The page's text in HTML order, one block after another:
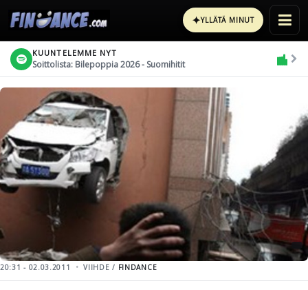
✦YLLÄTÄ MINUT
KUUNTELEMME NYT
Soittolista: Bilepoppia 2026 - Suomihitit
20:31 - 02.03.2011 VIIHDE / FINDANCE